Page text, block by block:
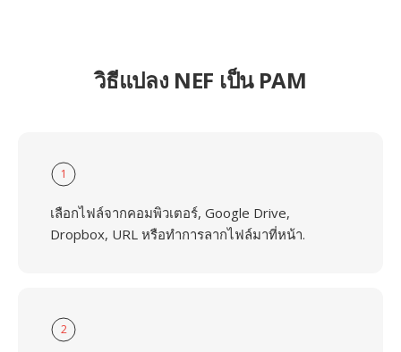
วิธีแปลง NEF เป็น PAM
1
เลือกไฟล์จากคอมพิวเตอร์, Google Drive,
Dropbox, URL หรือทำการลากไฟล์มาที่หน้า.
2